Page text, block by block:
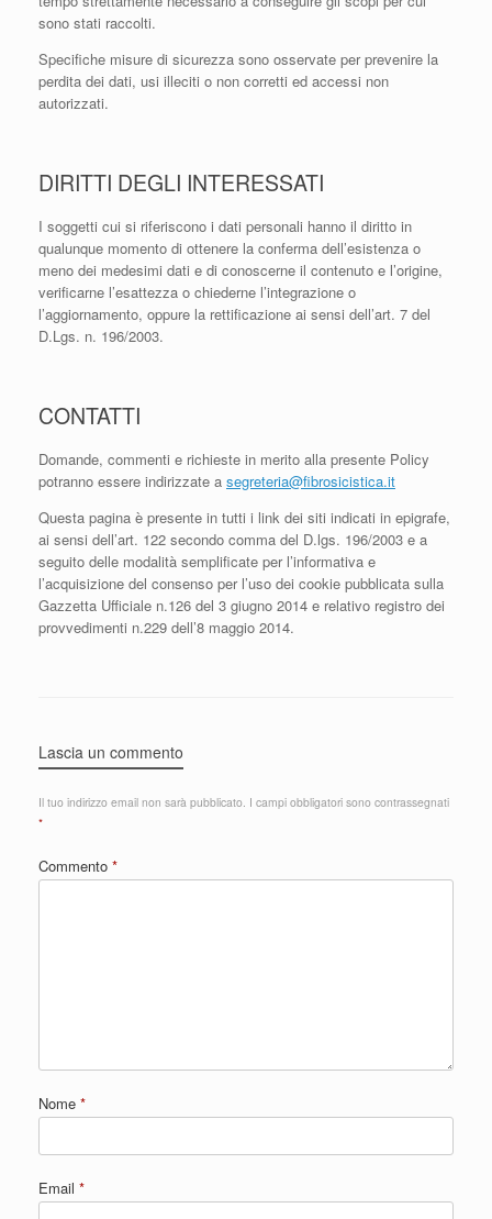
sono stati raccolti.
Specifiche misure di sicurezza sono osservate per prevenire la
perdita dei dati, usi illeciti o non corretti ed accessi non
autorizzati.
DIRITTI DEGLI INTERESSATI
I soggetti cui si riferiscono i dati personali hanno il diritto in
qualunque momento di ottenere la conferma dell’esistenza o
meno dei medesimi dati e di conoscerne il contenuto e l’origine,
verificarne l’esattezza o chiederne l’integrazione o
l’aggiornamento, oppure la rettificazione ai sensi dell’art. 7 del
D.Lgs. n. 196/2003.
CONTATTI
Domande, commenti e richieste in merito alla presente Policy
potranno essere indirizzate a segreteria@fibrosicistica.it
Questa pagina è presente in tutti i link dei siti indicati in epigrafe,
ai sensi dell’art. 122 secondo comma del D.lgs. 196/2003 e a
seguito delle modalità semplificate per l’informativa e
l’acquisizione del consenso per l’uso dei cookie pubblicata sulla
Gazzetta Ufficiale n.126 del 3 giugno 2014 e relativo registro dei
provvedimenti n.229 dell’8 maggio 2014.
Lascia un commento
Il tuo indirizzo email non sarà pubblicato. I campi obbligatori sono contrassegnati
*
Commento *
Nome *
Email *